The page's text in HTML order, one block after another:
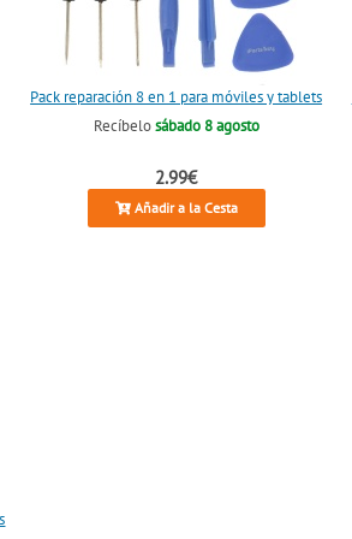
Pack reparación 8 en 1 para móviles y tablets
Recíbelosábado 8 agosto
2.99€
Añadir a la Cesta